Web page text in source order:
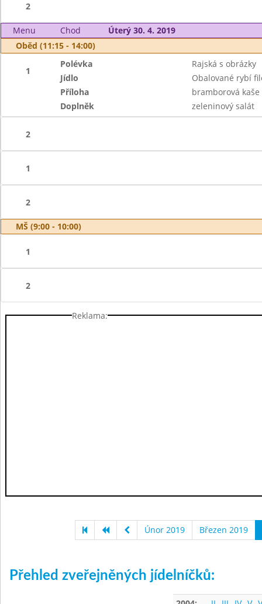
2
Menu Chod
Úterý 30. 4. 2019
Oběd (11:15 - 14:00)
1
Polévka
Rajská s obrázky
Jídlo
Obalované rybí
Příloha
bramborová kaše
Doplněk
zeleninový salát
2
1
2
MŠ (9:00 - 10:00)
1
2
Reklama:
Únor 2019 Březen 2019
Přehled zveřejněných jídelníčků: